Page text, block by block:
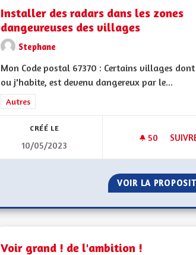
Installer des radars dans les zones
dangeureuses des villages
Stephane
Mon Code postal 67370 : Certains villages
ou j'habite, est devenu dangereux par le...
Filtrer les résultats de la catégorie : Autres
Autres
CRÉÉ LE
10/05/2023
50 50
VOIR LA
Voir grand ! de l'ambition !